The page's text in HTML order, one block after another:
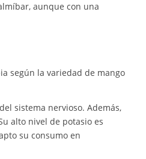
aunque con una
según la variedad de mango
sistema nervioso. Además,
alto nivel de potasio es
su consumo en